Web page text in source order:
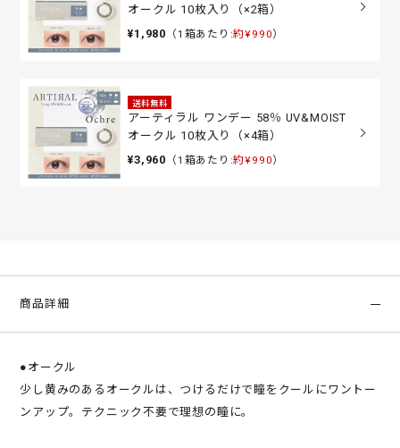
オークル 10枚入り（×2箱）
¥1,980 （1箱あたり:約¥990）
送料無料
アーティラル ワンデー 58％ UV&MOIST
オークル 10枚入り（×4箱）
¥3,960 （1箱あたり:約¥990）
商品詳細
●オークル
少し黄みのあるオークルは、つけるだけで瞳をクールにワントー
ンアップ。テクニック不要で理想の瞳に。